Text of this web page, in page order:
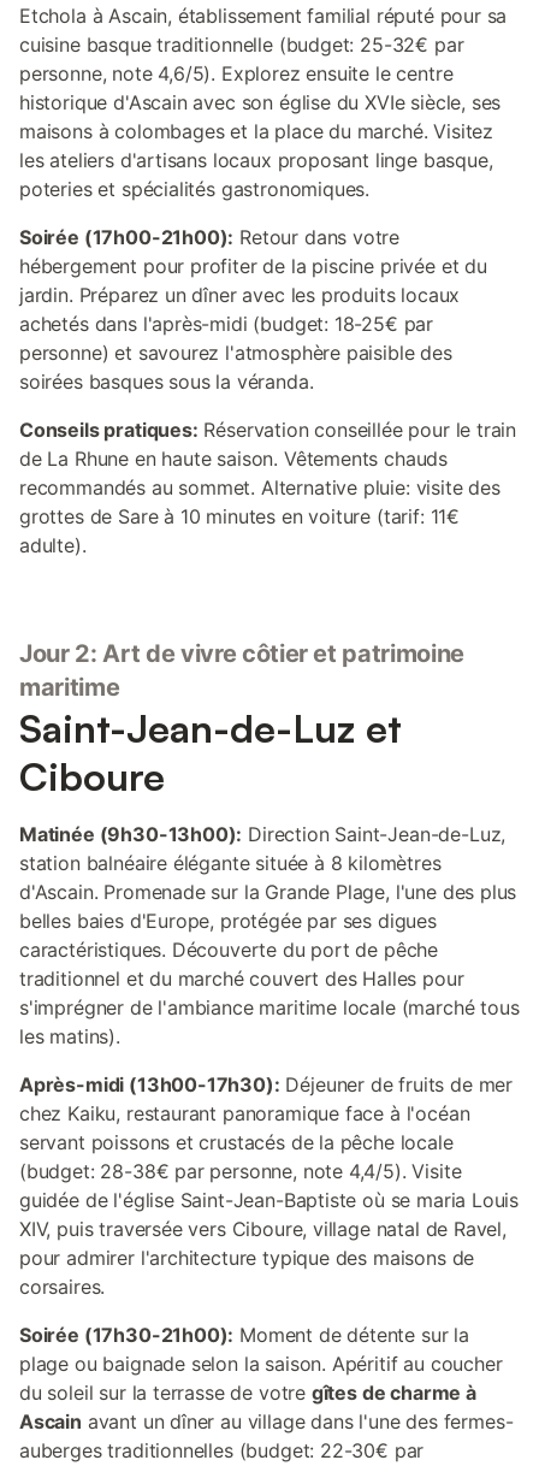
Etchola à Ascain, établissement familial réputé pour sa
cuisine basque traditionnelle (budget: 25-32€ par
personne, note 4,6/5). Explorez ensuite le centre
historique d'Ascain avec son église du XVIe siècle, ses
maisons à colombages et la place du marché. Visitez
les ateliers d'artisans locaux proposant linge basque,
poteries et spécialités gastronomiques.
Soirée (17h00-21h00): Retour dans votre
hébergement pour profiter de la piscine privée et du
jardin. Préparez un dîner avec les produits locaux
achetés dans l'après-midi (budget: 18-25€ par
personne) et savourez l'atmosphère paisible des
soirées basques sous la véranda.
Conseils pratiques: Réservation conseillée pour le train
de La Rhune en haute saison. Vêtements chauds
recommandés au sommet. Alternative pluie: visite des
grottes de Sare à 10 minutes en voiture (tarif: 11€
adulte).
Jour 2: Art de vivre côtier et patrimoine
maritime
Saint-Jean-de-Luz et
Ciboure
Matinée (9h30-13h00): Direction Saint-Jean-de-Luz,
station balnéaire élégante située à 8 kilomètres
d'Ascain. Promenade sur la Grande Plage, l'une des plus
belles baies d'Europe, protégée par ses digues
caractéristiques. Découverte du port de pêche
traditionnel et du marché couvert des Halles pour
s'imprégner de l'ambiance maritime locale (marché tous
les matins).
Après-midi (13h00-17h30): Déjeuner de fruits de mer
chez Kaiku, restaurant panoramique face à l'océan
servant poissons et crustacés de la pêche locale
(budget: 28-38€ par personne, note 4,4/5). Visite
guidée de l'église Saint-Jean-Baptiste où se maria Louis
XIV, puis traversée vers Ciboure, village natal de Ravel,
pour admirer l'architecture typique des maisons de
corsaires.
Soirée (17h30-21h00): Moment de détente sur la
plage ou baignade selon la saison. Apéritif au coucher
du soleil sur la terrasse de votre gîtes de charme à
Ascain avant un dîner au village dans l'une des fermes-
auberges traditionnelles (budget: 22-30€ par